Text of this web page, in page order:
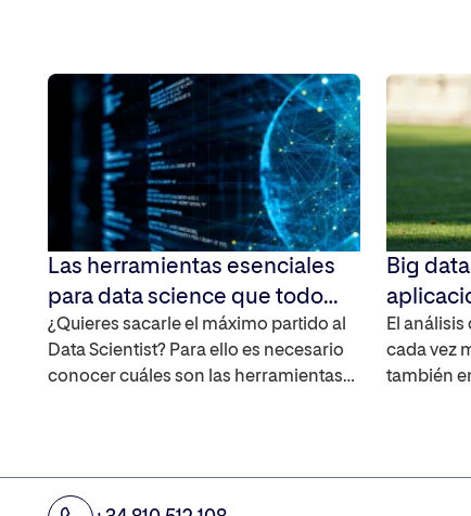
Las herramientas esenciales
para data science que todo
profesional debe conocer
¿Quieres sacarle el máximo partido al
Data Scientist? Para ello es necesario
conocer cuáles son las herramientas
aprovechar al máximo todo lo que la
ciencia de datos puede aportarte. Las
Big
el
El
cada vez
también
física